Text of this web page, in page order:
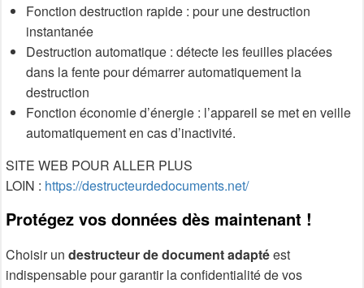
Fonction destruction rapide : pour une destruction
instantanée
Destruction automatique : détecte les feuilles placées
dans la fente pour démarrer automatiquement la
destruction
Fonction économie d’énergie : l’appareil se met en veille
automatiquement en cas d’inactivité.
SITE WEB POUR ALLER PLUS
LOIN : https://destructeurdedocuments.net/
Protégez vos données dès maintenant !
Choisir un destructeur de document adaptéest
indispensable pour garantir la confidentialité de vos